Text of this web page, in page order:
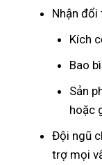
Nhận đổi
Kích
Bao
Sản
hoặc
Đội ngũ
trợ mọi